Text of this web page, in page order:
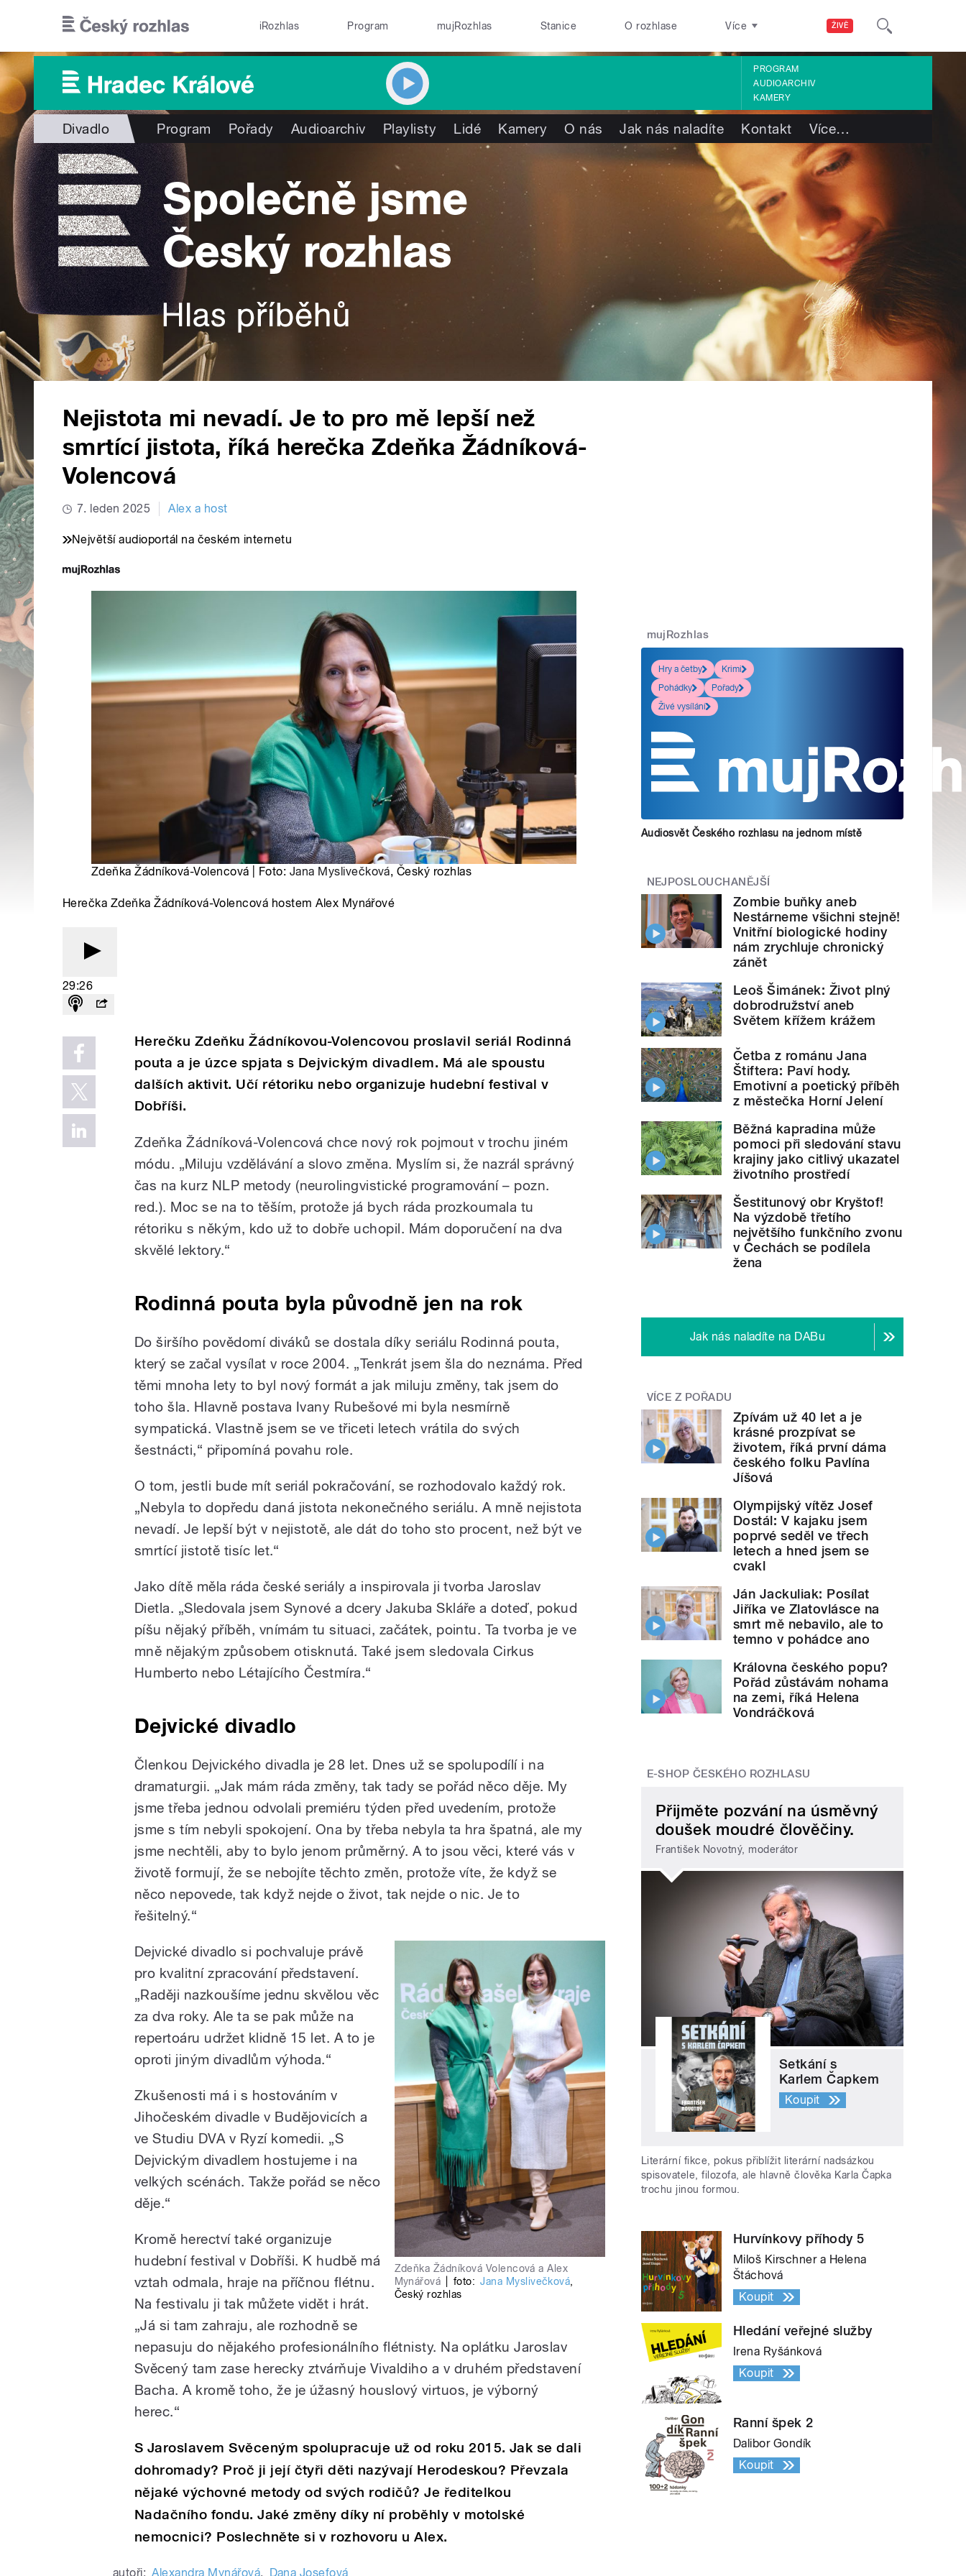
ŽIVĚ
iRozhlas Program mujRozhlas Stanice O rozhlase Více
PROGRAM
AUDIOARCHIV
KAMERY
Divadlo Program Pořady Audioarchiv Playlisty Lidé Kamery O nás Jak nás naladíte Kontakt Více…
Nejistota mi nevadí. Je to pro mě lepší než
smrtící jistota, říká herečka Zdeňka Žádníková-
Volencová
7. leden 2025 Alex a host
Největší audioportál na českém internetu
Zdeňka Žádníková-Volencová | Foto: Jana Myslivečková, Český rozhlas
Herečka Zdeňka Žádníková-Volencová hostem Alex Mynářové
29:26
Herečku Zdeňku Žádníkovou-Volencovou proslavil seriál Rodinná
pouta a je úzce spjata s Dejvickým divadlem. Má ale spoustu
dalších aktivit. Učí rétoriku nebo organizuje hudební festival v
Dobříši.
Zdeňka Žádníková-Volencová chce nový rok pojmout v trochu jiném
módu. „Miluju vzdělávání a slovo změna. Myslím si, že nazrál správný
čas na kurz NLP metody (neurolingvistické programování – pozn.
red.). Moc se na to těším, protože já bych ráda prozkoumala tu
rétoriku s někým, kdo už to dobře uchopil. Mám doporučení na dva
skvělé lektory.“
Rodinná pouta byla původně jen na rok
Do širšího povědomí diváků se dostala díky seriálu Rodinná pouta,
který se začal vysílat v roce 2004. „Tenkrát jsem šla do neznáma. Před
těmi mnoha lety to byl nový formát a jak miluju změny, tak jsem do
toho šla. Hlavně postava Ivany Rubešové mi byla nesmírně
sympatická. Vlastně jsem se ve třiceti letech vrátila do svých
šestnácti,“ připomíná povahu role.
O tom, jestli bude mít seriál pokračování, se rozhodovalo každý rok.
„Nebyla to dopředu daná jistota nekonečného seriálu. A mně nejistota
nevadí. Je lepší být v nejistotě, ale dát do toho sto procent, než být ve
smrtící jistotě tisíc let.“
Jako dítě měla ráda české seriály a inspirovala ji tvorba Jaroslav
Dietla. „Sledovala jsem Synové a dcery Jakuba Skláře a doteď, pokud
píšu nějaký příběh, vnímám tu situaci, začátek, pointu. Ta tvorba je ve
mně nějakým způsobem otisknutá. Také jsem sledovala Cirkus
Humberto nebo Létajícího Čestmíra.“
Dejvické divadlo
Členkou Dejvického divadla je 28 let. Dnes už se spolupodílí i na
dramaturgii. „Jak mám ráda změny, tak tady se pořád něco děje. My
jsme třeba jednou odvolali premiéru týden před uvedením, protože
jsme s tím nebyli spokojení. Ona by třeba nebyla ta hra špatná, ale my
jsme nechtěli, aby to bylo jenom průměrný. A to jsou věci, které vás v
životě formují, že se nebojíte těchto změn, protože víte, že když se
něco nepovede, tak když nejde o život, tak nejde o nic. Je to
řešitelný.“
Zdeňka Žádníková Volencová a Alex
Mynářová
foto: Jana Myslivečková,
Český rozhlas
Dejvické divadlo si pochvaluje právě
pro kvalitní zpracování představení.
„Raději nazkoušíme jednu skvělou věc
za dva roky. Ale ta se pak může na
repertoáru udržet klidně 15 let. A to je
oproti jiným divadlům výhoda.“
Zkušenosti má i s hostováním v
Jihočeském divadle v Budějovicích a
ve Studiu DVA v Ryzí komedii. „S
Dejvickým divadlem hostujeme i na
velkých scénách. Takže pořád se něco
děje.“
Kromě herectví také organizuje
hudební festival v Dobříši. K hudbě má
vztah odmala, hraje na příčnou flétnu.
Na festivalu ji tak můžete vidět i hrát.
„Já si tam zahraju, ale rozhodně se
nepasuju do nějakého profesionálního flétnisty. Na oplátku Jaroslav
Svěcený tam zase herecky ztvárňuje Vivaldiho a v druhém představení
Bacha. A kromě toho, že je úžasný houslový virtuos, je výborný
herec.“
S Jaroslavem Svěceným spolupracuje už od roku 2015. Jak se dali
dohromady? Proč ji její čtyři děti nazývají Herodeskou? Převzala
nějaké výchovné metody od svých rodičů? Je ředitelkou
Nadačního fondu. Jaké změny díky ní proběhly v motolské
nemocnici? Poslechněte si v rozhovoru u Alex.
autoři: Alexandra Mynářová, Dana Josefová
mujRozhlas
Hry a četby
Krimi
Pohádky
Pořady
Živé vysílání
Audiosvět Českého rozhlasu na jednom místě
NEJPOSLOUCHANĚJŠÍ
Zombie buňky aneb
Nestárneme všichni stejně!
Vnitřní biologické hodiny
nám zrychluje chronický
zánět
Leoš Šimánek: Život plný
dobrodružství aneb
Světem křížem krážem
Četba z románu Jana
Štiftera: Paví hody.
Emotivní a poetický příběh
z městečka Horní Jelení
Běžná kapradina může
pomoci při sledování stavu
krajiny jako citlivý ukazatel
životního prostředí
Šestitunový obr Kryštof!
Na výzdobě třetího
největšího funkčního zvonu
v Čechách se podílela
žena
Jak nás naladíte na DABu
VÍCE Z POŘADU
Zpívám už 40 let a je
krásné prozpívat se
životem, říká první dáma
českého folku Pavlína
Jíšová
Olympijský vítěz Josef
Dostál: V kajaku jsem
poprvé seděl ve třech
letech a hned jsem se
cvakl
Ján Jackuliak: Posílat
Jiříka ve Zlatovlásce na
smrt mě nebavilo, ale to
temno v pohádce ano
Královna českého popu?
Pořád zůstávám nohama
na zemi, říká Helena
Vondráčková
E-SHOP ČESKÉHO ROZHLASU
Přijměte pozvání na úsměvný
doušek moudré člověčiny.
František Novotný, moderátor
Setkání s
Karlem Čapkem
Koupit
Literární fikce, pokus přiblížit literární nadsázkou
spisovatele, filozofa, ale hlavně člověka Karla Čapka
trochu jinou formou.
Hurvínkovy příhody 5
Miloš Kirschner a Helena
Štáchová
Koupit
Hledání veřejné služby
Irena Ryšánková
Koupit
Ranní špek 2
Dalibor Gondík
Koupit